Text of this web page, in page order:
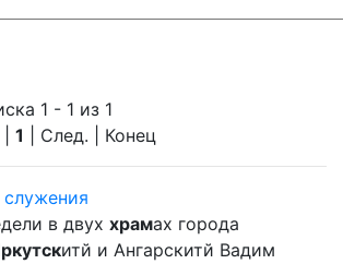
1 - 1 из 1
1 | След. | Конец
служения
в двух храмах города
итй и Ангарскитй Вадим